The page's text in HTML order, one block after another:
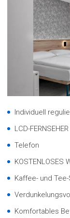
Individuell
LCD-FERNSEHER
Telefon
KOSTENLOSES
Kaffee- und
Komfortables